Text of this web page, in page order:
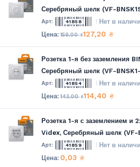
Серебряный шелк (VF-
41858 Нет в
159,00₴127,20 ₴
Розетка 1-я без заземления
Серебряный шелк (VF-
41854 Нет в
143,00₴114,40 ₴
Розетка 1-я с заземлением и
Videx, Серебряный шелк (VF-
41859 Нет в
0,03 ₴